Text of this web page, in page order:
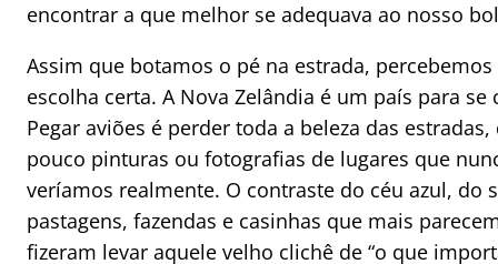
encontrar a que melhor se adequava ao nosso
Assim que botamos o pé na estrada,
escolha certa. A Nova Zelândia é um país para
Pegar aviões é perder toda a beleza das
pouco pinturas ou fotografias de lugares que
veríamos realmente. O contraste do céu azul, do
pastagens, fazendas e casinhas que mais
fizeram levar aquele velho clichê de “o que